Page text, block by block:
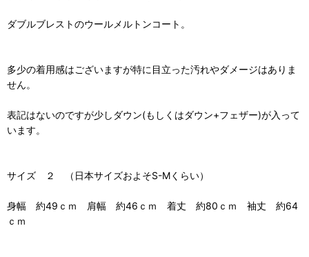
ダブルブレストのウールメルトンコート。
多少の着用感はございますが特に目立った汚れやダメージはありま
せん。
表記はないのですが少しダウン(もしくはダウン+フェザー)が入って
います。
サイズ ２ （日本サイズおよそS-Mくらい）
身幅 約49ｃｍ 肩幅 約46ｃｍ 着丈 約80ｃｍ 袖丈 約64
ｃｍ